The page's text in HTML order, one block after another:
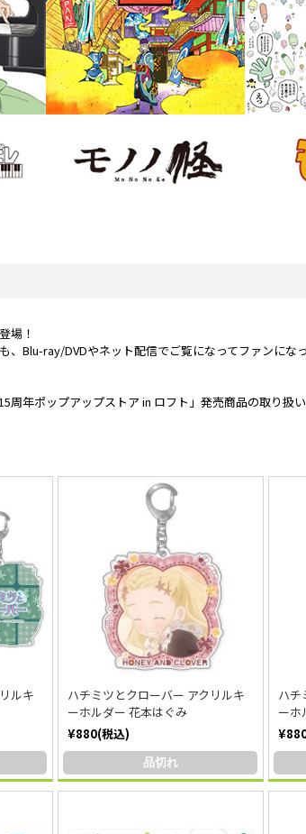
場！
、Blu-ray/DVDやネット配信でご覧になってファンにな
周年ポップアップストア in ロフト」発売商品の取り扱い
ルキ
ハチミツとクローバー アクリルキ
ーホルダー 花本はぐみ
¥880(税込)
品切れ
ハチ
ーホ